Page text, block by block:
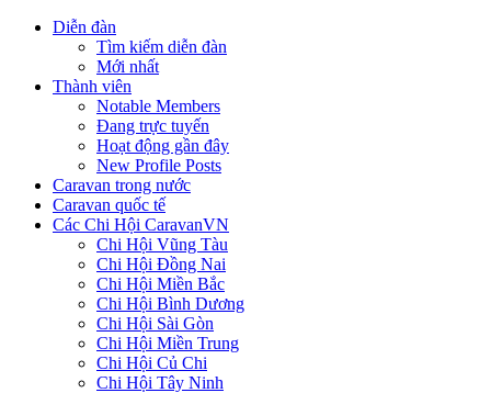
Diễn đàn
Tìm kiếm diễn đàn
Mới nhất
Thành viên
Notable Members
Đang trực tuyến
Hoạt động gần đây
New Profile Posts
Caravan trong nước
Caravan quốc tế
Các Chi Hội CaravanVN
Chi Hội Vũng Tàu
Chi Hội Đồng Nai
Chi Hội Miền Bắc
Chi Hội Bình Dương
Chi Hội Sài Gòn
Chi Hội Miền Trung
Chi Hội Củ Chi
Chi Hội Tây Ninh